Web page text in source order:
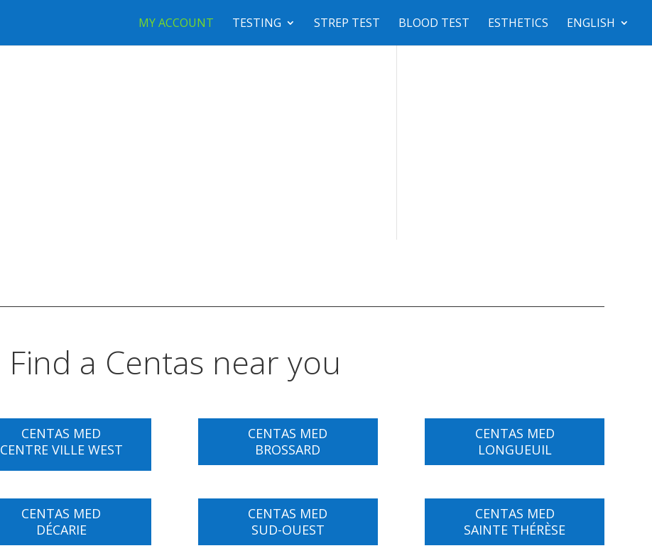
MY ACCOUNT TESTING STREP TEST BLOOD TEST ESTHETICS ENGLISH
Find a Centas near you
CENTAS MED
CENTRE VILLE WEST
CENTAS MED
BROSSARD
CENTAS MED
LONGUEUIL
CENTAS MED
DÉCARIE
CENTAS MED
SUD-OUEST
CENTAS MED
SAINTE THÉRÈSE